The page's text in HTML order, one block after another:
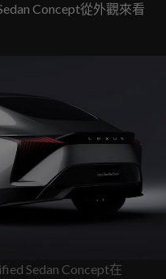
Concept從外觀來看
Sedan Concept在